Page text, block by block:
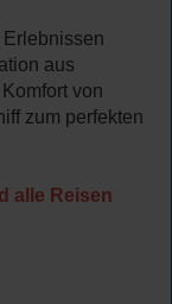
aus
von
zum perfekten
alle Reisen